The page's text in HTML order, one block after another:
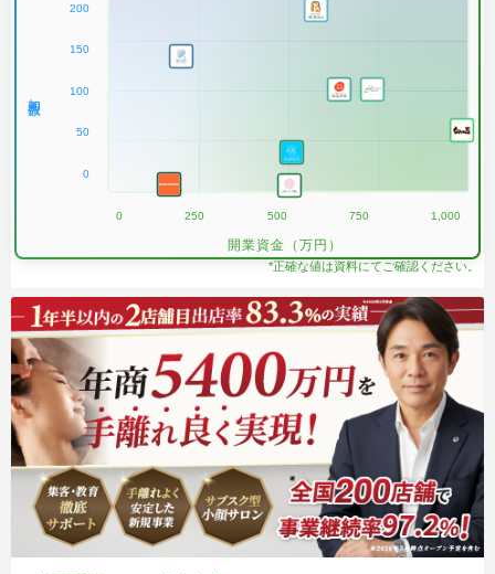
200
150
100
50
0
0 250 500 750 1,000
開業資金（万円）
*正確な値は資料にてご確認ください。